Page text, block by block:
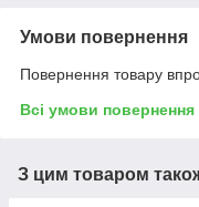
Умови повернення
Повернення товару
Всі умови повернення
З цим товаром